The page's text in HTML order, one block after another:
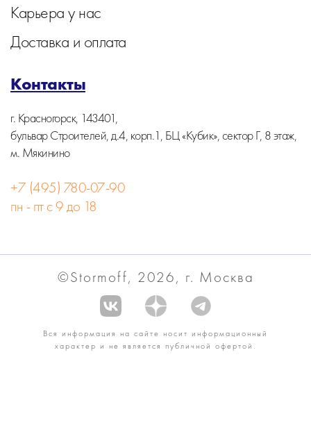
Карьера у нас
Доставка и оплата
Контакты
г. Красногорск, 143401,
бульвар Строителей, д.4, корп.1, БЦ «Кубик», сектор Г, 8 этаж,
м. Мякинино
+7 (495) 780-07-90
пн - пт с 9 до 18
©Stormoff, 2026, г. Москва
Вся информация на сайте носит информационный
характер и не является публичной офертой.